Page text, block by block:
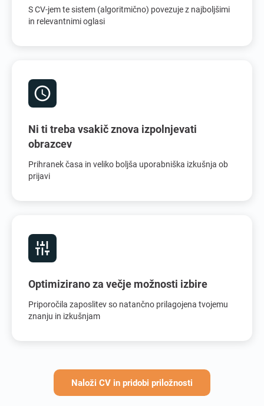
S CV-jem te sistem (algoritmično) povezuje z najboljšimi
in relevantnimi oglasi
Ni ti treba vsakič znova izpolnjevati
obrazcev
Prihranek časa in veliko boljša uporabniška izkušnja ob
prijavi
Optimizirano za večje možnosti izbire
Priporočila zaposlitev so natančno prilagojena tvojemu
znanju in izkušnjam
Naloži CV in pridobi priložnosti